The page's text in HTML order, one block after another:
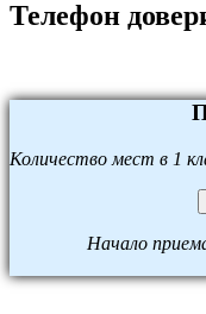
Телефон
Количество мест в 1
Начало